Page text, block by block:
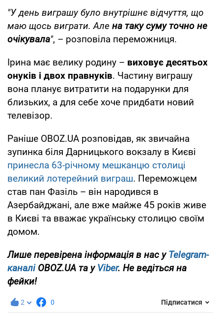
"У день виграшу було внутрішнє відчуття, що
маю щось виграти. Але на таку суму точно не
очікувала", – розповіла переможниця.
Ірина має велику родину – виховує десятьох
онуків і двох правнуків. Частину виграшу
вона планує витратити на подарунки для
близьких, а для себе хоче придбати новий
телевізор.
Раніше OBOZ.UA розповідав, як звичайна
зупинка біля Дарницького вокзалу в Києві
принесла 63-річному мешканцю столиці
великий лотерейний виграш. Переможцем
став пан Фазіль – він народився в
Азербайджані, але вже майже 45 років живе
в Києві та вважає українську столицю своїм
домом.
Лише перевірена інформація в нас уTelegram-
каналіOBOZ.UA та уViber. Не ведіться на
фейки!
2 0 Підписатися